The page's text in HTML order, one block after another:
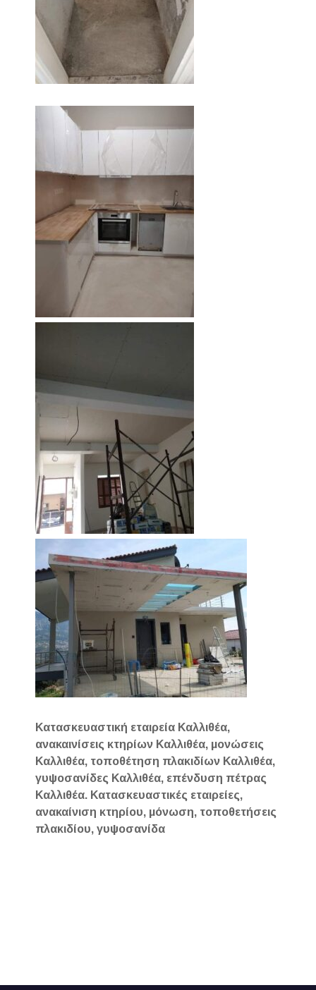
Κατασκευαστική εταιρεία Καλλιθέα,
ανακαινίσεις κτηρίων Καλλιθέα, μονώσεις
Καλλιθέα, τοποθέτηση πλακιδίων Καλλιθέα,
γυψοσανίδες Καλλιθέα, επένδυση πέτρας
Καλλιθέα. Κατασκευαστικές εταιρείες,
ανακαίνιση κτηρίου, μόνωση, τοποθετήσεις
πλακιδίου, γυψοσανίδα